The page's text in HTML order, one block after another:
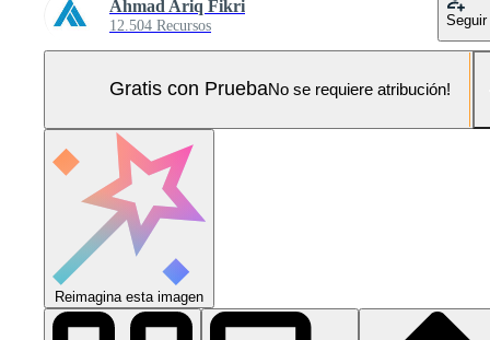
Ahmad Ariq Fikri
12.504 Recursos Seguir
Gratis con PruebaNo se requiere atribución!
Reimagina esta imagen